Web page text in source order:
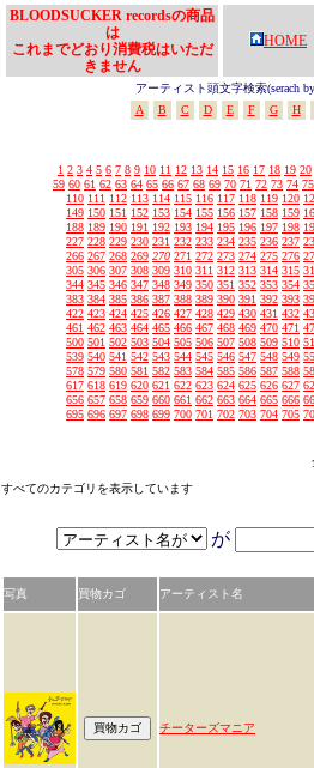
BLOODSUCKER recordsの商品
は
これまでどおり消費税はいただ
きません
HOME
アーティスト頭文字検索(serach
A
B C D E F G H
1 2 3 4 5 6 7 8 9 10 11 12 13 14 15 16 17 18 19 20
59 60 61 62 63 64 65 66 67 68 69 70 71 72 73 74 75
110 111 112 113 114 115 116 117 118 119 120
149 150 151 152 153 154 155 156 157 158 159
188 189 190 191 192 193 194 195 196 197 198
227 228 229 230 231 232 233 234 235 236 237
266 267 268 269 270 271 272 273 274 275 276
305 306 307 308 309 310 311 312 313 314 315
344 345 346 347 348 349 350 351 352 353 354
383 384 385 386 387 388 389 390 391 392 393
422 423 424 425 426 427 428 429 430 431 432
461 462 463 464 465 466 467 468 469 470 471
500 501 502 503 504 505 506 507 508 509 510
539 540 541 542 543 544 545 546 547 548 549
578 579 580 581 582 583 584 585 586 587 588
617 618 619 620 621 622 623 624 625 626 627
656 657 658 659 660 661 662 663 664 665 666
695 696 697 698 699 700 701 702 703 704 705
すべてのカテゴリを表示しています
が
写真 買物カゴ アーティスト名
チーターズマニア